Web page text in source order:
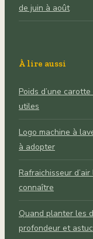
de juin à août
À lire aussi
Poids d’une
utiles
Logo machine à
à adopter
Rafraichisseur
connaître
Quand planter les
profondeur et